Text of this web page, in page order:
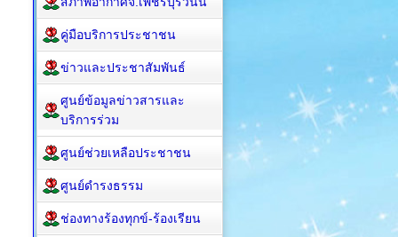
คู่มือบริการประชาชน
ข่าวและประชาสัมพันธ์
ศูนย์ข้อมูลข่าวสารและ
บริการร่วม
ศูนย์ช่วยเหลือประชาชน
ศูนย์ดำรงธรรม
ช่องทางร้องทุกข์-ร้องเรียน